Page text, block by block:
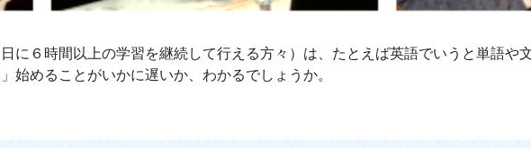
６時間以上の学習を継続して行える方々）は、たとえば英語でいうと単語や文
始めることがいかに遅いか、わかるでしょうか。